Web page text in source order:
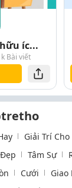
íc...
Bài viết
Giải Trí
Tâm Sự
Cưới
Giao